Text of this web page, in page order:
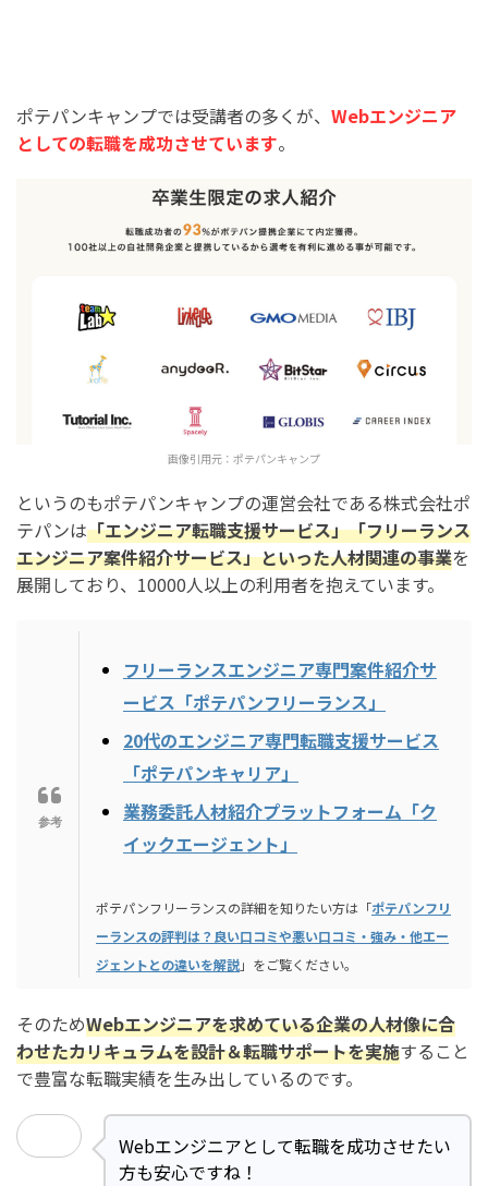
ポテパンキャンプでは受講者の多くが、 Webエンジニア
としての転職を成功させています。
画像引用元： ポテパンキャンプ
というのもポテパンキャンプの運営会社である株式会社ポ
テパンは「エンジニア転職支援サービス」「フリーランス
エンジニア案件紹介サービス」といった人材関連の事業を
展開しており、10000人以上の利用者を抱えています。
フリーランスエンジニア専門案件紹介サ
ービス「ポテパンフリーランス」
20代のエンジニア専門転職支援サービス
「ポテパンキャリア」
業務委託人材紹介プラットフォーム「ク
イックエージェント」
ポテパンフリーランスの詳細を知りたい方は「ポテパンフリ
ーランスの評判は？良い口コミや悪い口コミ・強み・他エー
ジェントとの違いを解説」をご覧ください。
そのためWebエンジニアを求めている企業の人材像に合
わせたカリキュラムを設計＆転職サポートを実施すること
で豊富な転職実績を生み出しているのです。
Webエンジニアとして転職を成功させたい
方も安心ですね！